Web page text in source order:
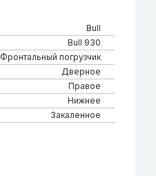
Bull
Bull 930
Фронтальный погрузчик
Дверное
Правое
Нижнее
Закаленное